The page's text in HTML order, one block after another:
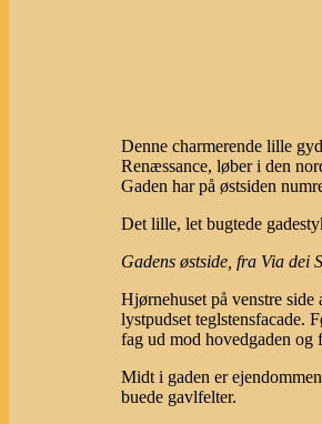
Denne charmerende lille
Renæssance, løber i den
Gaden har på østsiden
Det lille, let bugtede
Gadens østside, fra Via dei
Hjørnehuset på venstre side
lystpudset teglstensfacade.
fag ud mod hovedgaden
Midt i gaden er
buede gavlfelter.